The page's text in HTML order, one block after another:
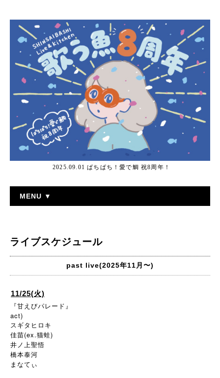
2025.09.01 ぱちぱち！愛で鯛 祝8周年！
MENU ▼
ライブスケジュール
past live(2025年11月〜)
11/25(火)
『甘えびパレード』
act)
スギタヒロキ
佳苗(ex.猫蛙)
井ノ上聖悟
橋本泰河
まなてぃ